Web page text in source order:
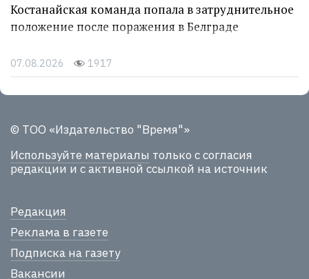
Костанайская команда попала в затруднительное
положение после поражения в Белграде
07.08.2026 1917
© ТОО «Издательство "Время"»
Используйте материалы только с согласия
редакции и с активной ссылкой на источник
Редакция
Реклама в газете
Подписка на газету
Вакансии